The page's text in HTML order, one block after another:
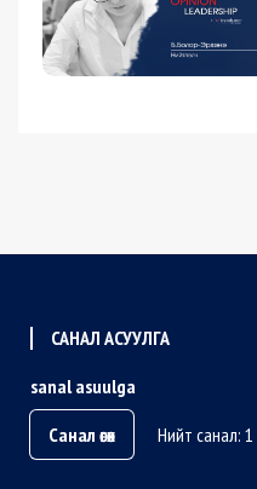
САНАЛ АСУУЛГА
sanal asuulga
Санал өгөх
Нийт санал: 1